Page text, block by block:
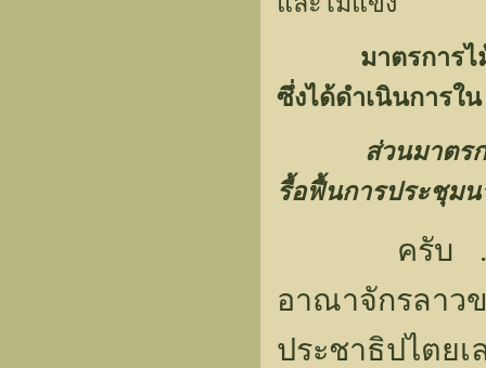
มาตรการ
ซึ่งได้ดำเนินการ
ส่วนมาตร
รื้อฟื้นการประชุม
ครับ
อาณาจักรลาว
ประชาธิปไตย